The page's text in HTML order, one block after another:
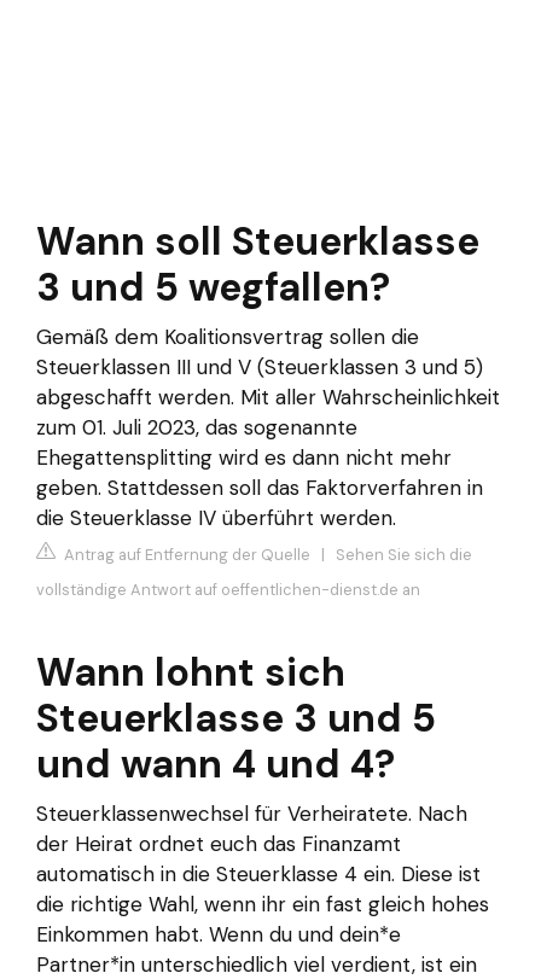
Wann soll Steuerklasse
3 und 5 wegfallen?
Gemäß dem Koalitionsvertrag sollen die
Steuerklassen III und V (Steuerklassen 3 und 5)
abgeschafft werden. Mit aller Wahrscheinlichkeit
zum 01. Juli 2023, das sogenannte
Ehegattensplitting wird es dann nicht mehr
geben. Stattdessen soll das Faktorverfahren in
die Steuerklasse IV überführt werden.
Antrag auf Entfernung der Quelle | Sehen Sie sich die
vollständige Antwort auf oeffentlichen-dienst.de an
Wann lohnt sich
Steuerklasse 3 und 5
und wann 4 und 4?
Steuerklassenwechsel für Verheiratete. Nach
der Heirat ordnet euch das Finanzamt
automatisch in die Steuerklasse 4 ein. Diese ist
die richtige Wahl, wenn ihr ein fast gleich hohes
Einkommen habt. Wenn du und dein*e
Partner*in unterschiedlich viel verdient, ist ein